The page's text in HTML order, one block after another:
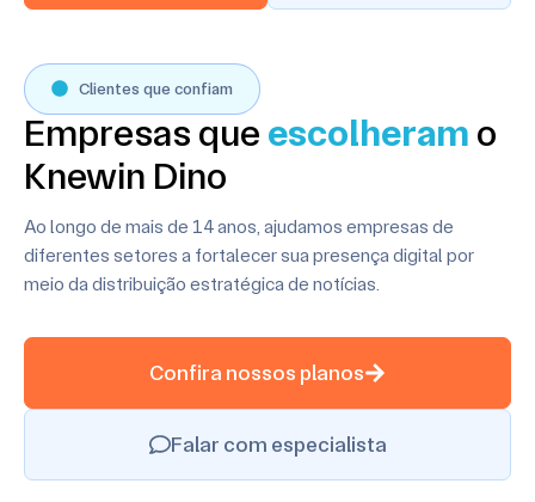
Clientes que confiam
Empresas que escolheram o
Knewin Dino
Ao longo de mais de 14 anos, ajudamos empresas de
diferentes setores a fortalecer sua presença digital por
meio da distribuição estratégica de notícias.
Confira nossos planos
Falar com especialista